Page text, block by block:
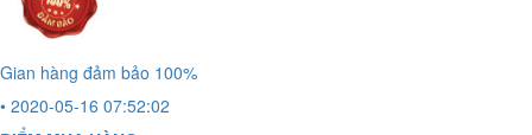
Gian hàng đảm bảo 100%
• 2020-05-16 07:52:02